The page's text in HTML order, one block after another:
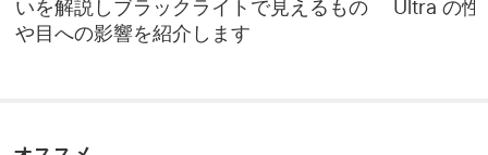
いを解説しブラックライトで見えるもの
や目への影響を紹介します
Ultra の性